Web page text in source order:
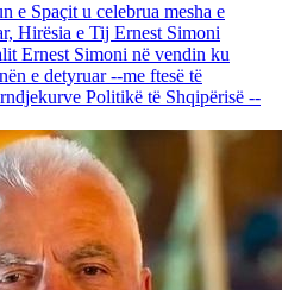
e Spaçit u celebrua mesha e
Hirësia e Tij Ernest Simoni
Ernest Simoni në vendin ku
e detyruar --me ftesë të
Politikë të Shqipërisë --